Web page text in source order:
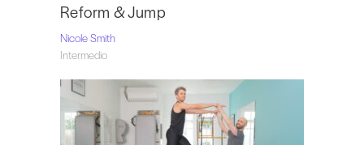
Reform & Jump
Nicole Smith
Intermedio